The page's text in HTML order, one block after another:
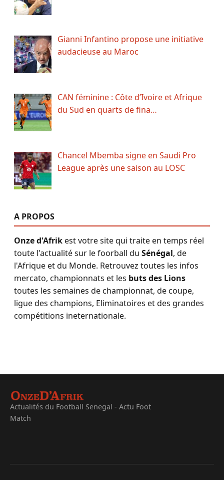
Gianni Infantino propose une initiative
audacieuse au Maroc
CAN féminine : Côte d’Ivoire et Afrique
du Sud en quarts de fina…
Chancel Mbemba signe en Saudi Pro
League après une saison au LOSC
A PROPOS
Onze d'Afrikest votre site qui traite en temps réel
toute l'actualité sur le foorball du Sénégal, de
l'Afrique et du Monde. Retrouvez toutes les infos
mercato, championnats et les buts des Lions
toutes les semaines de championnat, de coupe,
ligue des champions, Eliminatoires et des grandes
compétitions ineternationale.
Actualités du Football Senegal - Actu Foot
Match